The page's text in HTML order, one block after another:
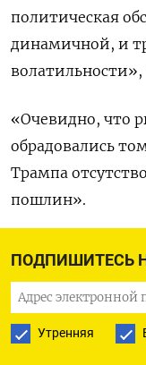
ПОДПИШИТЕСЬ
Утренняя
политическая
динамичной, и
волатильности»,
«Очевидно, что
обрадовались
Трампа
пошлин».
Японская иена
уровне 155,67.
По словам
есть